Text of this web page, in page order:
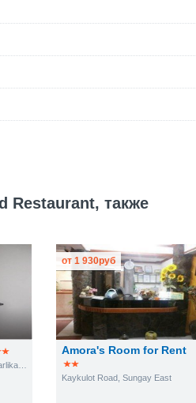
Restaurant, также
185 Aguinaldo Highway, Maharlika East, Tagaytay City
Amora's Room for Rent
Kaykulot Road, Sungay East
от1 930руб